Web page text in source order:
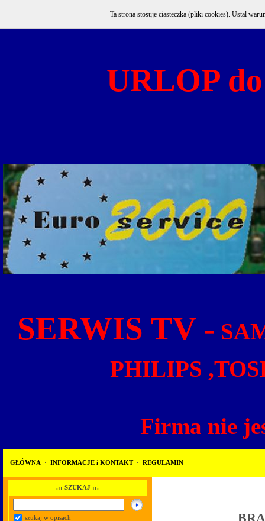
URLOP
SERWIS TV -
PHILIPS
Firma nie
GŁÓWNA · INFORMACJE i KONTAKT · REGULAMIN
.:: SZUKAJ ::.
szukaj w opisach
Ta strona stosuje ciasteczka (pliki cookies). Ustal